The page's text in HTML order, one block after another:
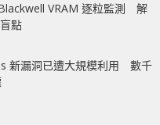
VRAM 逐粒監測 解
點
新漏洞已遭大規模利用 數千